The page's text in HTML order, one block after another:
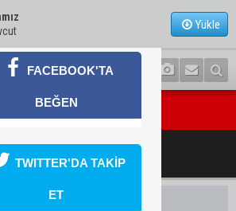
Yükle
Asfaltta yumurta pişti
İlçe Başkanlığına Mehmet Şahin Gümüş
tamirci olup yakaladı
FACEBOOK'TA
BEĞEN
TWITTER'DA TAKİP
ET